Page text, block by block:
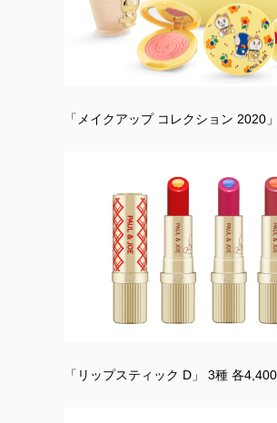
「メイクアップ コレクション 2020
「リップスティック D」 3種 各